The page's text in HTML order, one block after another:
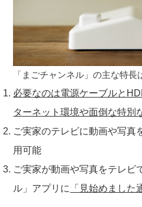
「まごチャンネル」の主な特長
必要なのは電源ケーブルと
ターネット環境や面倒な特別
ご実家のテレビに動画や写真
用可能
ご実家が動画や写真をテレビ
ル」アプリに
「見始めました